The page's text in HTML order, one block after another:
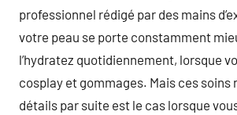
professionnel rédigé par des mains
votre peau se porte constamment
l’hydratez quotidiennement, lorsque
cosplay et gommages. Mais ces soins
détails par suite est le cas lorsque